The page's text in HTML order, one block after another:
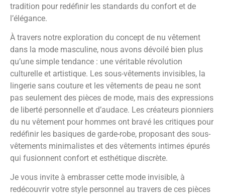
tradition pour redéfinir les standards du confort et de
l’élégance.
À travers notre exploration du concept de nu vêtement
dans la mode masculine, nous avons dévoilé bien plus
qu’une simple tendance : une véritable révolution
culturelle et artistique. Les sous-vêtements invisibles, la
lingerie sans couture et les vêtements de peau ne sont
pas seulement des pièces de mode, mais des expressions
de liberté personnelle et d’audace. Les créateurs pionniers
du nu vêtement pour hommes ont bravé les critiques pour
redéfinir les basiques de garde-robe, proposant des sous-
vêtements minimalistes et des vêtements intimes épurés
qui fusionnent confort et esthétique discrète.
Je vous invite à embrasser cette mode invisible, à
redécouvrir votre style personnel au travers de ces pièces